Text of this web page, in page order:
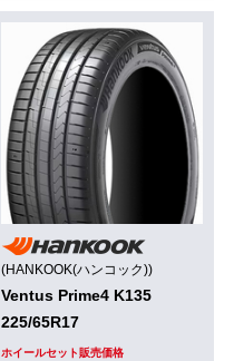
(HANKOOK(ハンコック))
Ventus Prime4 K135
225/65R17
ホイールセット販売価格